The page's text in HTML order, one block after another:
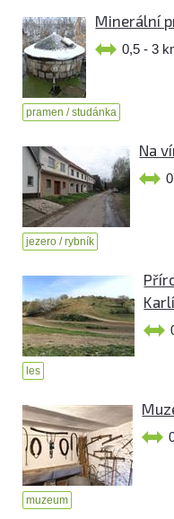
Minerální
0,5 - 3
pramen / studánka
Na
jezero / rybník
les
muzeum